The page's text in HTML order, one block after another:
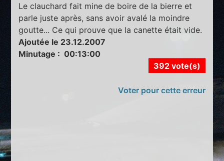
Le clauchard fait mine de boire de la bierre et
parle juste après, sans avoir avalé la moindre
goutte... Ce qui prouve que la canette était vide.
Ajoutée le 23.12.2007
Minutage : 00:13:00
392 vote(s)
Voter pour cette erreur